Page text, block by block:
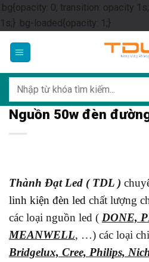
.bg{opacity: 0; transition: opacity
1s;} .bg-loaded{opacity: 1;}Skip
content
kiếm:
Nguồn 50w đèn
Thành Đạt Led ( TDL )
linh kiện đèn led chất lượng
các loại nguồn led ( DONE,
MEANWELL, …) các loại
Bridgelux, Cree, Philips,